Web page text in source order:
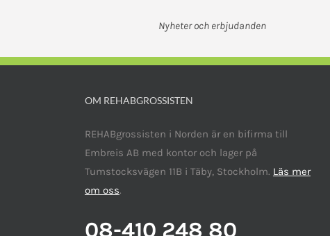
Nyheter och erbjudanden
OM REHABGROSSISTEN
REHABgrossisten i Norden är en bifirma till
Embreis AB med kontor och lager på
Tumstocksvägen 11B i Täby, Stockholm. Läs mer
om oss.
08-410 248 80